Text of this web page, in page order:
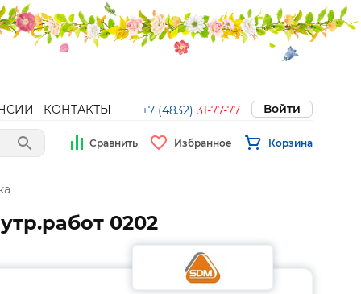
КОНТАКТЫ +7 (4832) 31-77-77 Войти
Сравнить Избранное Корзина
0202